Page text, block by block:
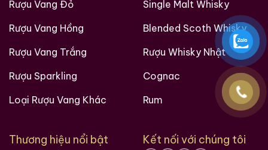
Ruouxachtay.com
Rượu Vang Đỏ
Rượu Vang Hồng
Rượu Vang Trắng
Rượu Sparkling
Loại Rượu Vang Khác
Single Malt Whisky
Blended Scoth Whisky
Rượu Whisky Nhật
Cognac
Rum
Thương hiệu nổi bật Kết nối với chúng tôi